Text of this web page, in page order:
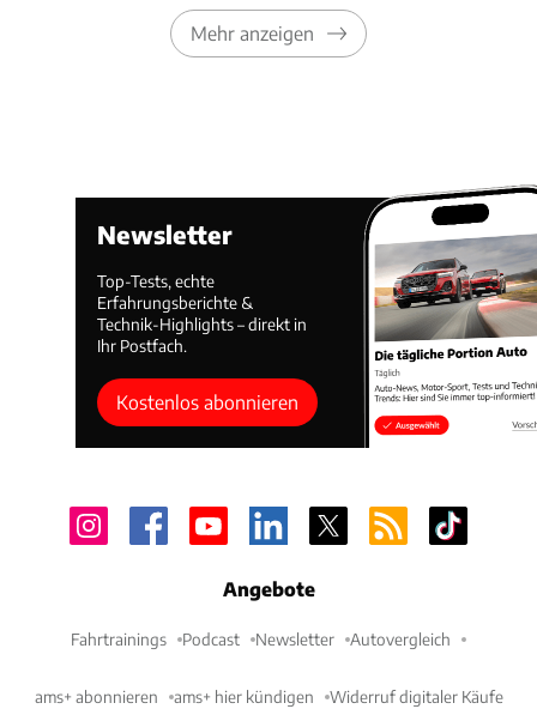
Mehr anzeigen
Newsletter
Top-Tests, echte
Erfahrungsberichte &
Technik-Highlights – direkt in
Ihr Postfach.
Kostenlos abonnieren
Angebote
Fahrtrainings Podcast Newsletter Autovergleich
ams+ abonnieren ams+ hier kündigen Widerruf digitaler Käufe